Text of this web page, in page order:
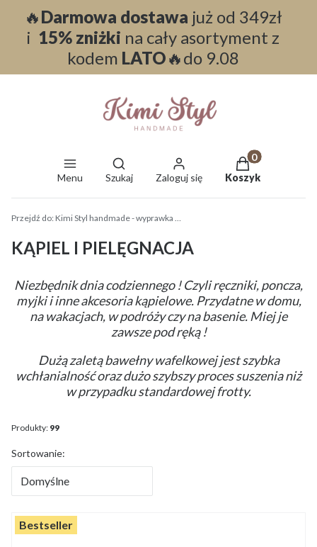
🔥Darmowa dostawa już od 349zł
i 15% zniżki na cały asortyment z
kodem LATO🔥do 9.08
Menu
Otwórz wyszukiwarkę
Szukaj Zaloguj się
Produkty w
Koszyk
Przejdź do: Kimi Styl handmade - wyprawka dla dzieci i niemowląt
KĄPIEL I PIELĘGNACJA
Niezbędnik dnia codziennego ! Czyli ręczniki, poncza,
myjki i inne akcesoria kąpielowe. Przydatne w domu,
na wakacjach, w podróży czy na basenie. Miej je
zawsze pod ręką !
Dużą zaletą bawełny wafelkowej jest szybka
wchłanialność oraz dużo szybszy proces suszenia niż
w przypadku standardowej frotty.
Produkty: 99
Lista produktów
Sortowanie:
Domyślne
Bestseller